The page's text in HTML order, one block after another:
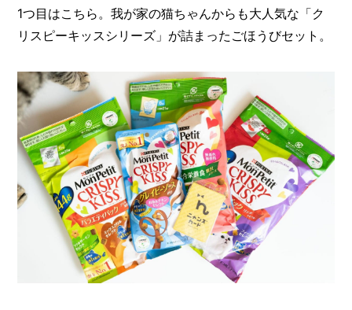
1つ目はこちら。我が家の猫ちゃんからも大人気な「ク
リスピーキッスシリーズ」が詰まったごほうびセット。